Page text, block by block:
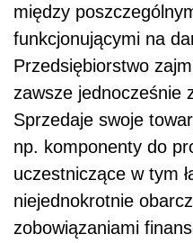
między
funkcjonującymi na
Przedsiębiorstwo
zawsze jednocześnie
Sprzedaje swoje
np. komponenty do
uczestniczące w tym
niejednokrotnie
zobowiązaniami